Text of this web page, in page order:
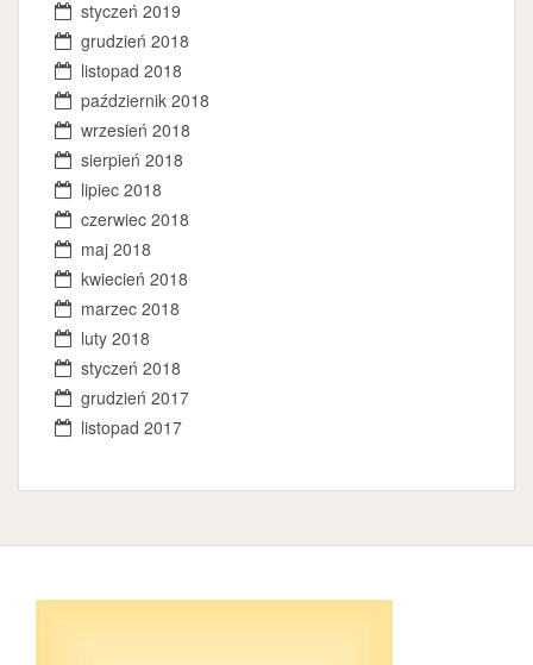
styczeń 2019
grudzień 2018
listopad 2018
październik 2018
wrzesień 2018
sierpień 2018
lipiec 2018
czerwiec 2018
maj 2018
kwiecień 2018
marzec 2018
luty 2018
styczeń 2018
grudzień 2017
listopad 2017